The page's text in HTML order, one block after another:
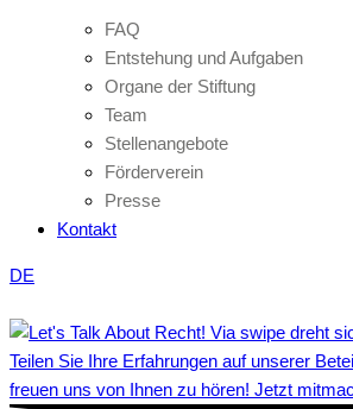
FAQ
Entstehung und Aufgaben
Organe der Stiftung
Team
Stellenangebote
Förderverein
Presse
Kontakt
DE
Teilen Sie Ihre Erfahrungen auf unserer
freuen uns von Ihnen zu hören! Jetzt